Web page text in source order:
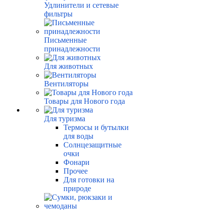
Удлинители и сетевые
фильтры
Письменные
принадлежности
Для животных
Вентиляторы
Товары для Нового года
Для туризма
Термосы и бутылки
для воды
Солнцезащитные
очки
Фонари
Прочее
Для готовки на
природе